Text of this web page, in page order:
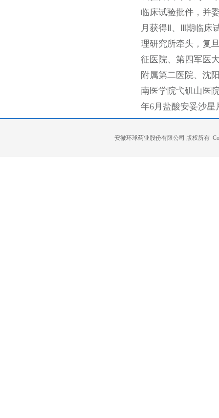
临床试验批件，并
月获得Ⅱ、Ⅲ期临床
理研究所牵头，复
征医院、第四军医
附属第二医院、沈
南医学院弋矶山医
年6月盐酸安妥沙星
安徽环球药业股份有限公司 版权所有